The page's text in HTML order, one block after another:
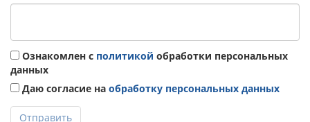
Ознакомлен с политикой обработки персональных
данных
Даю согласие на обработку персональных данных
Отправить